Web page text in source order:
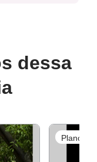
dessa
Plano 3